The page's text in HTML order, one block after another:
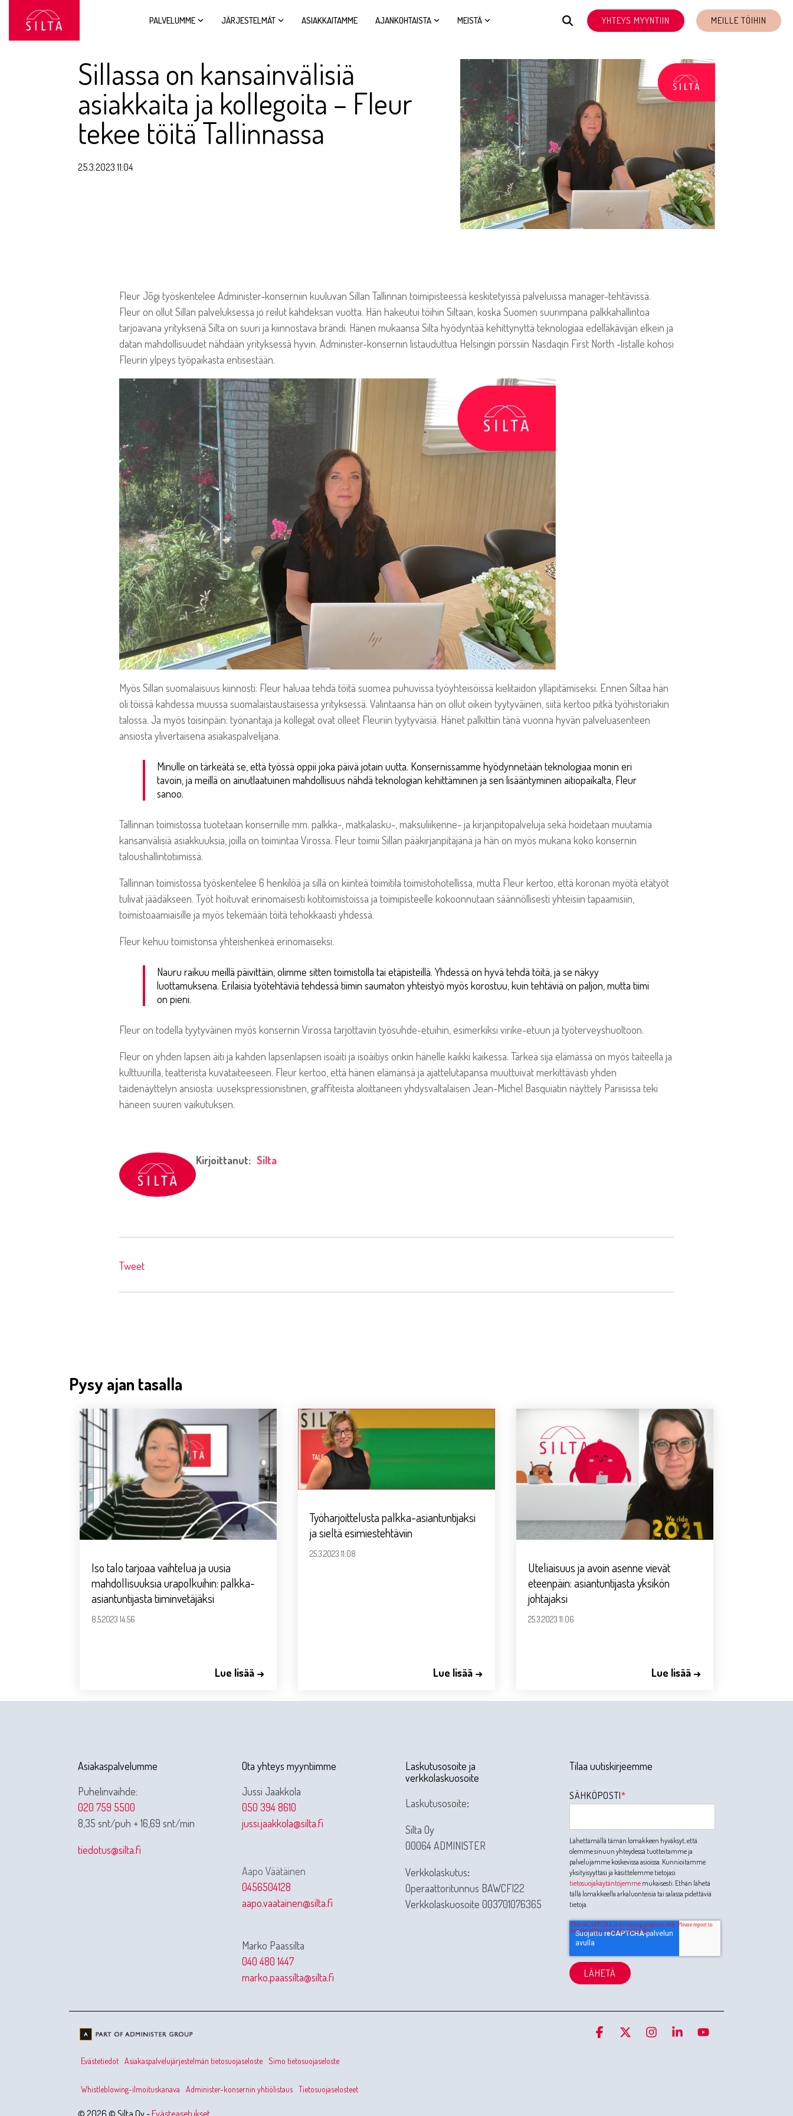
sisältöön.
PALVELUMME JÄRJESTELMÄT ASIAKKAITAMME AJANKOHTAISTA MEISTÄ YHTEYS MYYNTIIN MEILLE TÖIHIN
Sillassa on kansainvälisiä
asiakkaita ja kollegoita – Fleur
tekee töitä Tallinnassa
25.3.2023 11:04
Fleur Jõgi työskentelee Administer-konserniin kuuluvan Sillan Tallinnan toimipisteessä keskitetyissä palveluissa manager-tehtävissä.
Fleur on ollut Sillan palveluksessa jo reilut kahdeksan vuotta. Hän hakeutui töihin Siltaan, koska Suomen suurimpana palkkahallintoa
tarjoavana yrityksenä Silta on suuri ja kiinnostava brändi. Hänen mukaansa Silta hyödyntää kehittynyttä teknologiaa edelläkävijän elkein ja
datan mahdollisuudet nähdään yrityksessä hyvin. Administer-konsernin listauduttua Helsingin pörssiin Nasdaqin First North -listalle kohosi
Fleurin ylpeys työpaikasta entisestään.
Myös Sillan suomalaisuus kiinnosti: Fleur haluaa tehdä töitä suomea puhuvissa työyhteisöissä kielitaidon ylläpitämiseksi. Ennen Siltaa hän
oli töissä kahdessa muussa suomalaistaustaisessa yrityksessä. Valintaansa hän on ollut oikein tyytyväinen, siitä kertoo pitkä työhistoriakin
talossa. Ja myös toisinpäin: työnantaja ja kollegat ovat olleet Fleuriin tyytyväisiä. Hänet palkittiin tänä vuonna hyvän palveluasenteen
ansiosta ylivertaisena asiakaspalvelijana.
Minulle on tärkeätä se, että työssä oppii joka päivä jotain uutta. Konsernissamme hyödynnetään teknologiaa monin eri
tavoin, ja meillä on ainutlaatuinen mahdollisuus nähdä teknologian kehittäminen ja sen lisääntyminen aitiopaikalta, Fleur
sanoo.
Tallinnan toimistossa tuotetaan konsernille mm. palkka-, matkalasku-, maksuliikenne- ja kirjanpitopalveluja sekä hoidetaan muutamia
kansanvälisiä asiakkuuksia, joilla on toimintaa Virossa. Fleur toimii Sillan pääkirjanpitäjänä ja hän on myös mukana koko konsernin
taloushallintotiimissä.
Tallinnan toimistossa työskentelee 6 henkilöä ja sillä on kiinteä toimitila toimistohotellissa, mutta Fleur kertoo, että koronan myötä etätyöt
tulivat jäädäkseen. Työt hoituvat erinomaisesti kotitoimistoissa ja toimipisteelle kokoonnutaan säännöllisesti yhteisiin tapaamisiin,
toimistoaamiaisille ja myös tekemään töitä tehokkaasti yhdessä.
Fleur kehuu toimistonsa yhteishenkeä erinomaiseksi.
Nauru raikuu meillä päivittäin, olimme sitten toimistolla tai etäpisteillä. Yhdessä on hyvä tehdä töitä, ja se näkyy
luottamuksena. Erilaisia työtehtäviä tehdessä tiimin saumaton yhteistyö myös korostuu, kuin tehtäviä on paljon, mutta tiimi
on pieni.
Fleur on todella tyytyväinen myös konsernin Virossa tarjottaviin työsuhde-etuihin, esimerkiksi virike-etuun ja työterveyshuoltoon.
Fleur on yhden lapsen äiti ja kahden lapsenlapsen isoäiti ja isoäitiys onkin hänelle kaikki kaikessa. Tärkeä sija elämässä on myös taiteella ja
kulttuurilla, teatterista kuvataiteeseen. Fleur kertoo, että hänen elämänsä ja ajattelutapansa muuttuivat merkittävästi yhden
taidenäyttelyn ansiosta: uusekspressionistinen, graffiteista aloittaneen yhdysvaltalaisen Jean-Michel Basquiatin näyttely Pariisissa teki
häneen suuren vaikutuksen.
Kirjoittanut: Silta
Tweet
Pysy ajan tasalla
Iso talo tarjoaa vaihtelua ja uusia
mahdollisuuksia urapolkuihin: palkka-
asiantuntijasta tiiminvetäjäksi
8.5.2023 14:56
Lue lisää →
Työharjoittelusta palkka-asiantuntijaksi
ja sieltä esimiestehtäviin
25.3.2023 11:08
Lue lisää →
Uteliaisuus ja avoin asenne vievät
eteenpäin: asiantuntijasta yksikön
johtajaksi
25.3.2023 11:06
Lue lisää →
Asiakaspalvelumme
Puhelinvaihde:
020 759 5500
8,35 snt/puh + 16,69 snt/min
tiedotus@silta.fi
Ota yhteys myyntiimme
Jussi Jaakkola
050 394 8610
jussi.jaakkola@silta.fi
Aapo Väätäinen
0456504128
aapo.vaatainen@silta.fi
Marko Paassilta
040 480 1447
marko.paassilta@silta.fi
Laskutusosoite ja
verkkolaskuosoite
Laskutusosoite:
Silta Oy
00064 ADMINISTER
Verkkolaskutus:
Operaattoritunnus BAWCFI22
Verkkolaskuosoite 003701076365
Tilaa uutiskirjeemme
SÄHKÖPOSTI*
Lähettämällä tämän lomakkeen hyväksyt, että
olemme sinuun yhteydessä tuotteitamme ja
palvelujamme koskevissa asioissa. Kunnioitamme
yksityisyyttäsi ja käsittelemme tietojasi
tietosuojakäytäntöjemmemukaisesti. Ethän lähetä
tällä lomakkeella arkaluonteisia tai salassa pidettäviä
tietoja.
Evästetiedot Asiakaspalvelujärjestelmän tietosuojaseloste Simo tietosuojaseloste
Whistleblowing-ilmoituskanava Administer-konsernin yhtiölistaus Tietosuojaselosteet
Facebook InstagramLinkedin